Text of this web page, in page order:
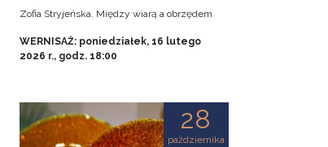
Zofia Stryjeńska. Między wiarą a obrzędem
WERNISAŻ: poniedziałek, 16 lutego
2026 r., godz. 18:00
28
października